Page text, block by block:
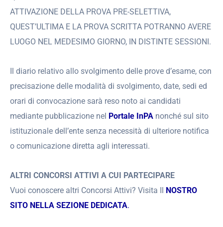
ATTIVAZIONE DELLA PROVA PRE-SELETTIVA,
QUEST’ULTIMA E LA PROVA SCRITTA POTRANNO AVERE
LUOGO NEL MEDESIMO GIORNO, IN DISTINTE SESSIONI.
Il diario relativo allo svolgimento delle prove d’esame, con
precisazione delle modalità di svolgimento, date, sedi ed
orari di convocazione sarà reso noto ai candidati
mediante pubblicazione nel Portale InPA nonché sul sito
istituzionale dell’ente senza necessità di ulteriore notifica
o comunicazione diretta agli interessati.
ALTRI CONCORSI ATTIVI A CUI PARTECIPARE
Vuoi conoscere altri Concorsi Attivi? Visita Il NOSTRO
SITO NELLA SEZIONE DEDICATA.